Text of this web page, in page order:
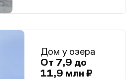
Дом у озера
От 7,9 до
11,9 млн ₽